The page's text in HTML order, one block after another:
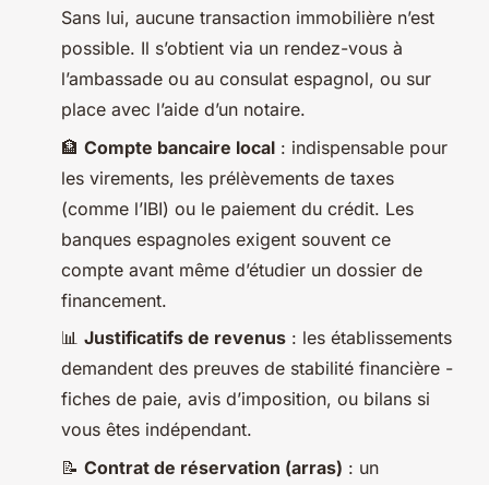
Sans lui, aucune transaction immobilière n’est
possible. Il s’obtient via un rendez-vous à
l’ambassade ou au consulat espagnol, ou sur
place avec l’aide d’un notaire.
🏦 Compte bancaire local : indispensable pour
les virements, les prélèvements de taxes
(comme l’IBI) ou le paiement du crédit. Les
banques espagnoles exigent souvent ce
compte avant même d’étudier un dossier de
financement.
📊 Justificatifs de revenus : les établissements
demandent des preuves de stabilité financière -
fiches de paie, avis d’imposition, ou bilans si
vous êtes indépendant.
📝 Contrat de réservation (arras) : un